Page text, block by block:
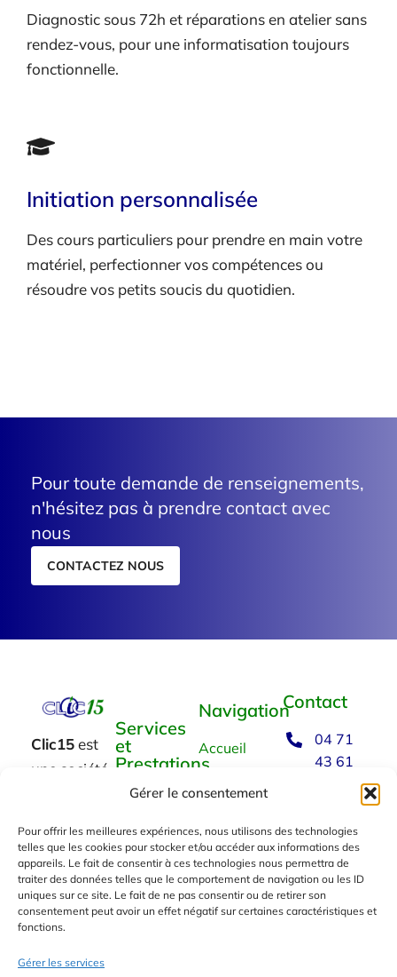
Gérer le consentement
Pour offrir les meilleures expériences, nous utilisons des technologies
telles que les cookies pour stocker et/ou accéder aux informations des
appareils. Le fait de consentir à ces technologies nous permettra de
traiter des données telles que le comportement de navigation ou les ID
uniques sur ce site. Le fait de ne pas consentir ou de retirer son
consentement peut avoir un effet négatif sur certaines caractéristiques et
fonctions.
Gérer les services
Diagnostic sous 72h et réparations en atelier sans
rendez-vous, pour une informatisation toujours
fonctionnelle.
Initiation personnalisée
Des cours particuliers pour prendre en main votre
matériel, perfectionner vos compétences ou
résoudre vos petits soucis du quotidien.
Pour toute demande de renseignements,
n'hésitez pas à prendre contact avec
nous
CONTACTEZ NOUS
Clic15est
une société
Vous
trouverez
sur ces
pages les
que nous
Services
et
Prestations
Vente de
matériel
Préparation
SAV
Navigation
Accueil
Clic 15
Nos services
Gaming
Contact
Contact
04 71
43 61
Nous
envoyer
un mail
5 avenue